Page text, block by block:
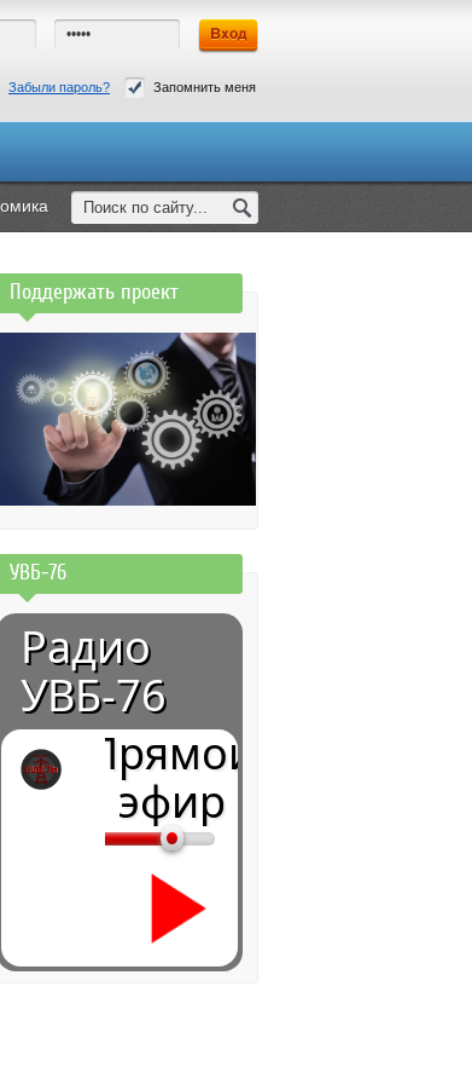
Забыли пароль? Запомнить меня
Поддержать проект
УВБ-76
Радио
УВБ-76
Прямой
эфир